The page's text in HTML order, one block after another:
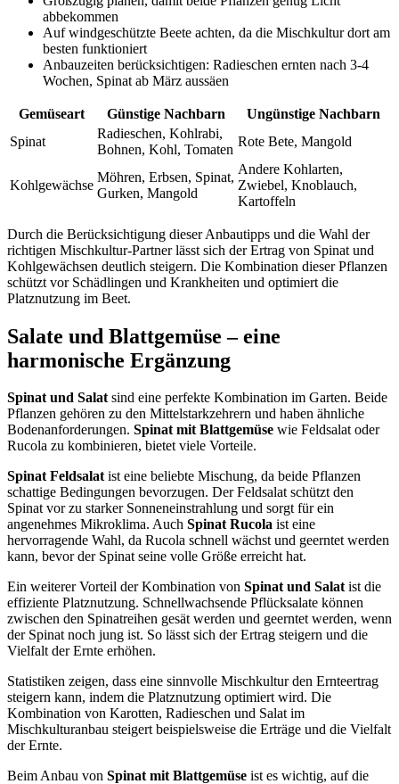
abbekommen
Auf windgeschützte Beete achten, da die Mischkultur dort am
besten funktioniert
Anbauzeiten berücksichtigen: Radieschen ernten nach 3-4
Wochen, Spinat ab März aussäen
Gemüseart Günstige Nachbarn
Ungünstige Nachbarn
Spinat
Radieschen, Kohlrabi,
Bohnen, Kohl, Tomaten
Rote Bete, Mangold
Kohlgewächse
Möhren, Erbsen, Spinat,
Gurken, Mangold
Andere Kohlarten,
Zwiebel, Knoblauch,
Kartoffeln
Durch die Berücksichtigung dieser Anbautipps und die Wahl der
richtigen Mischkultur-Partner lässt sich der Ertrag von Spinat und
Kohlgewächsen deutlich steigern. Die Kombination dieser Pflanzen
schützt vor Schädlingen und Krankheiten und optimiert die
Platznutzung im Beet.
Salate und Blattgemüse – eine
harmonische Ergänzung
Spinat und Salatsind eine perfekte Kombination im Garten. Beide
Pflanzen gehören zu den Mittelstarkzehrern und haben ähnliche
Bodenanforderungen. Spinat mit Blattgemüse wie Feldsalat oder
Rucola zu kombinieren, bietet viele Vorteile.
Spinat Feldsalatist eine beliebte Mischung, da beide Pflanzen
schattige Bedingungen bevorzugen. Der Feldsalat schützt den
Spinat vor zu starker Sonneneinstrahlung und sorgt für ein
angenehmes Mikroklima. Auch Spinat Rucola ist eine
hervorragende Wahl, da Rucola schnell wächst und geerntet werden
kann, bevor der Spinat seine volle Größe erreicht hat.
Ein weiterer Vorteil der Kombination von Spinat und Salatist die
effiziente Platznutzung. Schnellwachsende Pflücksalate können
zwischen den Spinatreihen gesät werden und geerntet werden, wenn
der Spinat noch jung ist. So lässt sich der Ertrag steigern und die
Vielfalt der Ernte erhöhen.
Statistiken zeigen, dass eine sinnvolle Mischkultur den Ernteertrag
steigern kann, indem die Platznutzung optimiert wird. Die
Kombination von Karotten, Radieschen und Salat im
Mischkulturanbau steigert beispielsweise die Erträge und die Vielfalt
der Ernte.
Beim Anbau von Spinat mit Blattgemüse ist es wichtig, auf die